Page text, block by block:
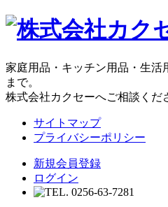
家庭用品・キッチン用品・生活
まで。
株式会社カクセーへご相談くだ
サイトマップ
プライバシーポリシー
新規会員登録
ログイン